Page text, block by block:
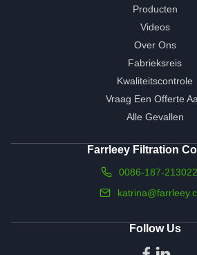
Producten
Videos
Over Ons
Fabrieksreis
Kwaliteitscontrole
Vraag Een Offerte
Alle Gevallen
Farrleey Filtration
0086-187-
Follow Us